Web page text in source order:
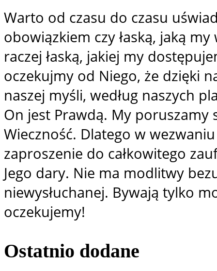
Warto od czasu do czasu
obowiązkiem czy łaską, jaką
raczej łaską, jakiej my
oczekujmy od Niego, że dzięki
naszej myśli, według naszych
On jest Prawdą. My poruszamy
Wieczność. Dlatego w
zaproszenie do całkowitego
Jego dary. Nie ma modlitwy
niewysłuchanej. Bywają tylko
oczekujemy!
Ostatnio dodane